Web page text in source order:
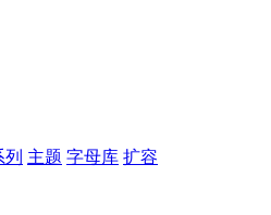
列 主题 字母库 扩容